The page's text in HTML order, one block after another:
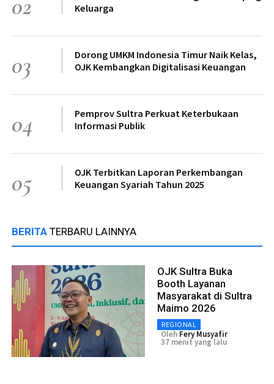
Keluarga
03
Dorong UMKM Indonesia Timur Naik Kelas,
OJK Kembangkan Digitalisasi Keuangan
04
Pemprov Sultra Perkuat Keterbukaan
Informasi Publik
05
OJK Terbitkan Laporan Perkembangan
Keuangan Syariah Tahun 2025
BERITA TERBARU LAINNYA
OJK Sultra Buka
Booth Layanan
Masyarakat di Sultra
Maimo 2026
REGIONAL
Oleh Fery Musyafir
37 menit yang lalu